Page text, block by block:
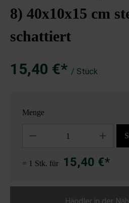
8) 40x10x15 cm
schattiert
15,40 €* / Stück
Menge
= 1 Stk. für 15,40 €*